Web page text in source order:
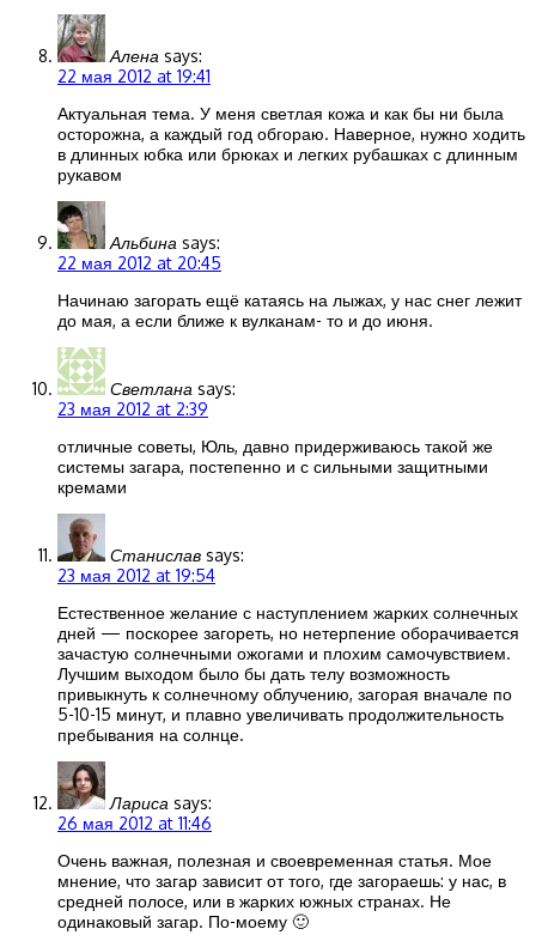
Алена says:
22 мая 2012 at 19:41
Актуальная тема. У меня светлая кожа и как бы ни была
осторожна, а каждый год обгораю. Наверное, нужно ходить
в длинных юбка или брюках и легких рубашках с длинным
рукавом
Альбина says:
22 мая 2012 at 20:45
Начинаю загорать ещё катаясь на лыжах, у нас снег лежит
до мая, а если ближе к вулканам- то и до июня.
Светлана says:
23 мая 2012 at 2:39
отличные советы, Юль, давно придерживаюсь такой же
системы загара, постепенно и с сильными защитными
кремами
Станислав says:
23 мая 2012 at 19:54
Естественное желание с наступлением жарких солнечных
дней — поскорее загореть, но нетерпение оборачивается
зачастую солнечными ожогами и плохим самочувствием.
Лучшим выходом было бы дать телу возможность
привыкнуть к солнечному облучению, загорая вначале по
5-10-15 минут, и плавно увеличивать продолжительность
пребывания на солнце.
Лариса says:
26 мая 2012 at 11:46
Очень важная, полезная и своевременная статья. Мое
мнение, что загар зависит от того, где загораешь: у нас, в
средней полосе, или в жарких южных странах. Не
одинаковый загар. По-моему 🙂